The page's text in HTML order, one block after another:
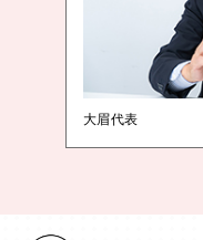
大眉代表